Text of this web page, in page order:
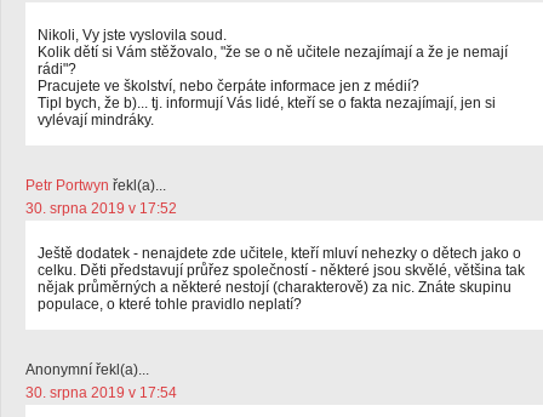
Nikoli, Vy jste vyslovila soud.
Kolik dětí si Vám stěžovalo, "že se o ně učitele nezajímají a že je nemají
rádi"?
Pracujete ve školství, nebo čerpáte informace jen z médií?
Tipl bych, že b)... tj. informují Vás lidé, kteří se o fakta nezajímají, jen si
vylévají mindráky.
Petr Portwyn řekl(a)...
30. srpna 2019 v 17:52
Ještě dodatek - nenajdete zde učitele, kteří mluví nehezky o dětech jako o
celku. Děti představují průřez společností - některé jsou skvělé, většina tak
nějak průměrných a některé nestojí (charakterově) za nic. Znáte skupinu
populace, o které tohle pravidlo neplatí?
Anonymní řekl(a)...
30. srpna 2019 v 17:54